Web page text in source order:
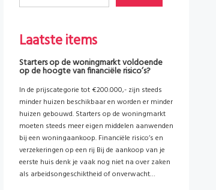
Laatste items
Starters op de woningmarkt voldoende
op de hoogte van financiële risico’s?
In de prijscategorie tot €200.000,- zijn steeds
minder huizen beschikbaar en worden er minder
huizen gebouwd. Starters op de woningmarkt
moeten steeds meer eigen middelen aanwenden
bij een woningaankoop. Financiële risico’s en
verzekeringen op een rij Bij de aankoop van je
eerste huis denk je vaak nog niet na over zaken
als arbeidsongeschiktheid of onverwacht…